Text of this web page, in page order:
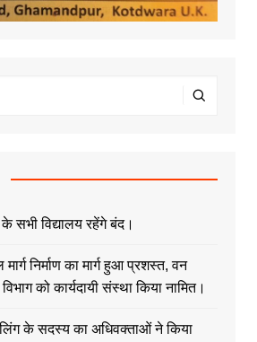
सभी विद्यालय रहेंगे बंद।
निर्माण का मार्ग हुआ प्रशस्त, वन
को कार्यदायी संस्था किया नामित।
के सदस्य का अधिवक्ताओं ने किया